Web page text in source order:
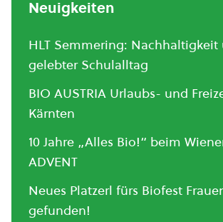
Neuigkeiten
HLT Semmering: Nachhaltigkeit
gelebter Schulalltag
BIO AUSTRIA Urlaubs- und
Kärnten
10 Jahre „Alles Bio!“ beim
ADVENT
Neues Platzerl fürs Biofest
gefunden!